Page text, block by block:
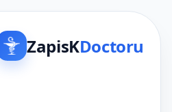
ZapisKDoctoru